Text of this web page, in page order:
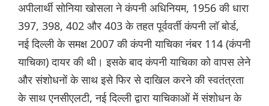
अपीलार्थी सोनिया खोसला ने कंपनी अधिनियम, 1956 की धारा
397, 398, 402 और 403 के तहत पूर्ववर्ती कंपनी लॉ बोर्ड,
नई दिल्ली के समक्ष 2007 की कंपनी याचिका नंबर 114 (कंपनी
याचिका) दायर की थी। इसके बाद कंपनी याचिका को वापस लेने
और संशोधनों के साथ इसे फिर से दाखिल करने की स्वतंत्रता
के साथ एनसीएलटी, नई दिल्ली द्वारा याचिकाओं में संशोधन के